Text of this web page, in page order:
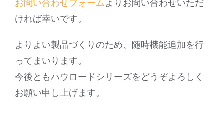
お問い合わせフォームよりお問い合わせいただ
ければ幸いです。
よりよい製品づくりのため、随時機能追加を行
ってまいります。
今後ともハウロードシリーズをどうぞよろしく
お願い申し上げます。